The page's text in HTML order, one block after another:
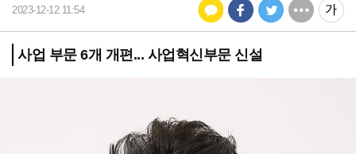
2023-12-12 11:54
사업 부문 6개 개편... 사업혁신부문 신설